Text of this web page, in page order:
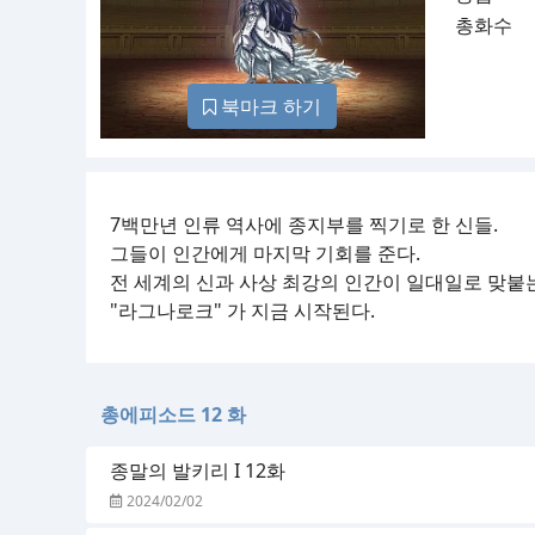
북마크 하기
총화수
7백만년 인류 역사에 종지부를 찍기로 한 신들.
그들이 인간에게 마지막 기회를 준다.
전 세계의 신과 사상 최강의 인간이 일대일로 맞붙
"라그나로크" 가 지금 시작된다.
총에피소드 12 화
종말의 발키리 I 12화
2024/02/02